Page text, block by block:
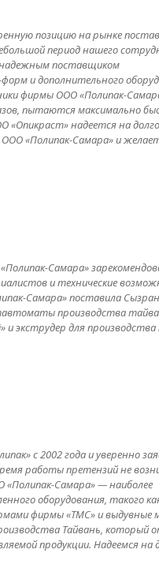
позицию на рынке
период нашего
надежным поставщиком
и дополнительного
фирмы ООО «Полипак-
пытаются максимально
надеется на
«Полипак-Самара» и
Самара»
и технические
Самара» поставила
производства
экструдер для производства
с 2002 года и уверенно
работы претензий не
Самара» — наиболее
оборудования, такого
фирмы «ТМС» и выдувные
Тайвань, который
продукции. Надеемся на